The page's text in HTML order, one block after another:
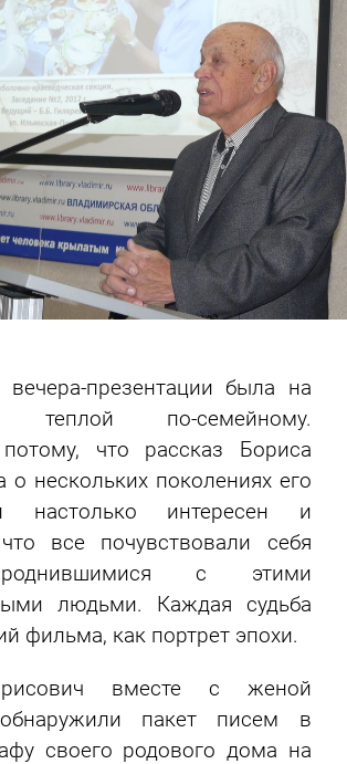
презентации была на
теплой по-семейному.
что рассказ Бориса
о нескольких поколениях его
настолько интересен и
все почувствовали себя
с этими
людьми. Каждая судьба
фильма, как портрет эпохи.
вместе с женой
пакет писем в
своего родового дома на